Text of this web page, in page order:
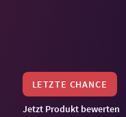
LETZTE CHANCE
Jetzt Produkt bewerten